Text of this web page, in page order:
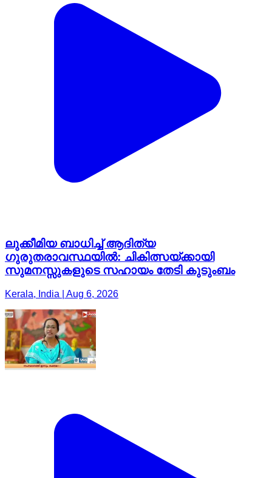
ലുക്കീമിയ ബാധിച്ച് ആദിത്യ
ഗുരുതരാവസ്ഥയിൽ: ചികിത്സയ്ക്കായി
സുമനസ്സുകളുടെ സഹായം തേടി കുടുംബം
Kerala, India | Aug 6, 2026